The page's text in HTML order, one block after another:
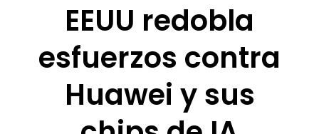
EEUU redobla
esfuerzos contra
Huawei y sus